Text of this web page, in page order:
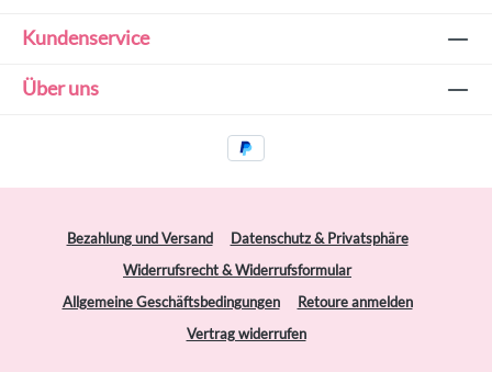
Kundenservice
Über uns
Bezahlung und Versand
Datenschutz & Privatsphäre
Widerrufsrecht & Widerrufsformular
Allgemeine Geschäftsbedingungen
Retoure anmelden
Vertrag widerrufen